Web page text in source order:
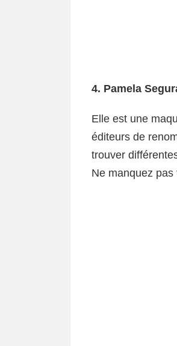
4. Pamela
Elle est une
éditeurs de
trouver
Ne manquez